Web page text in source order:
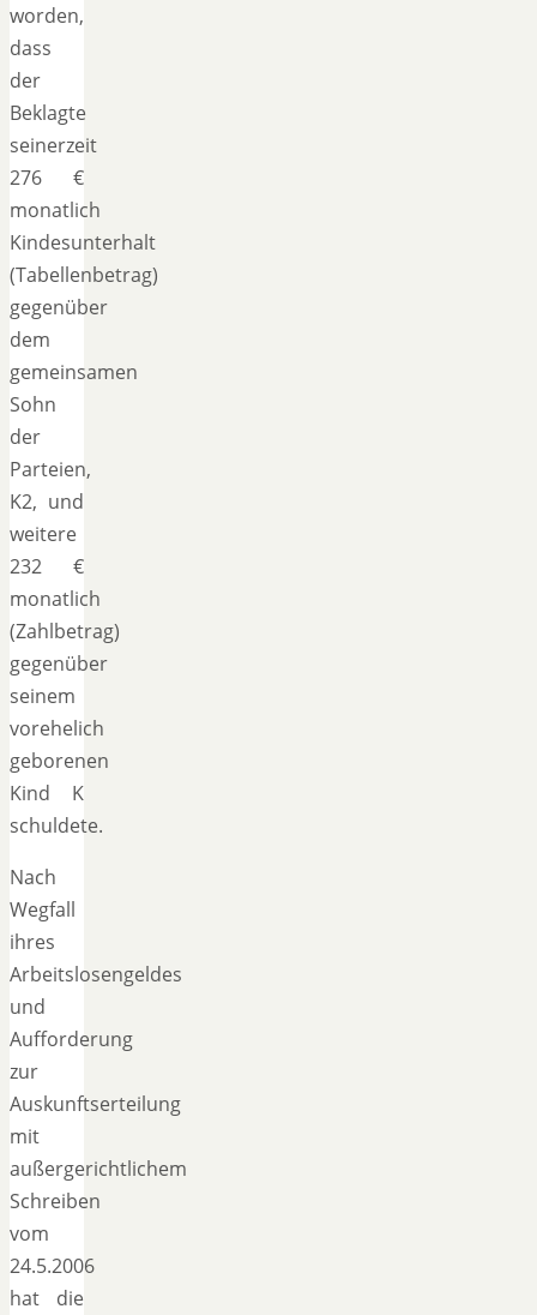
worden,
dass
der
Beklagte
seinerzeit
276 €
monatlich
Kindesunterhalt
(Tabellenbetrag)
gegenüber
dem
gemeinsamen
Sohn
der
Parteien,
K2, und
weitere
232 €
monatlich
(Zahlbetrag)
gegenüber
seinem
vorehelich
geborenen
Kind K
schuldete.
Nach
Wegfall
ihres
Arbeitslosengeldes
und
Aufforderung
zur
Auskunftserteilung
mit
außergerichtlichem
Schreiben
vom
24.5.2006
hat die